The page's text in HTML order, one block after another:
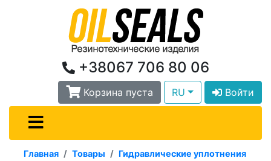
+38067 706 80 06
Корзина пуста RU Войти
Главная Товары
Гидравлические уплотнения